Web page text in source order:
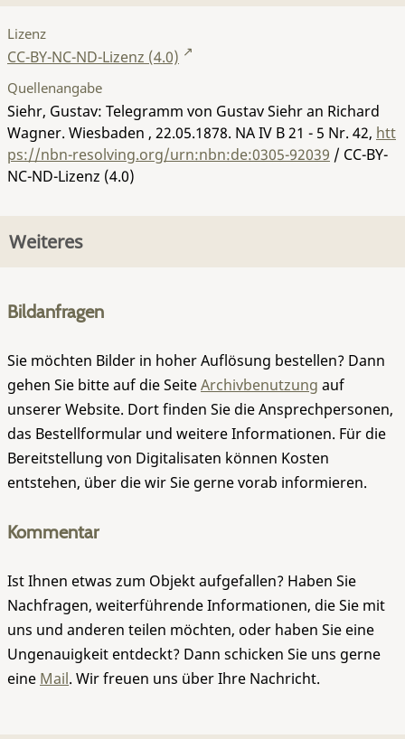
Lizenz
CC-BY-NC-ND-Lizenz (4.0)
Quellenangabe
Siehr, Gustav: Telegramm von Gustav Siehr an Richard
Wagner. Wiesbaden , 22.05.1878. NA IV B 21 - 5 Nr. 42, htt
ps://nbn-resolving.org/urn:nbn:de:0305-92039 / CC-BY-
NC-ND-Lizenz (4.0)
Weiteres
Bildanfragen
Sie möchten Bilder in hoher Auflösung bestellen? Dann
gehen Sie bitte auf die SeiteArchivbenutzung auf
unserer Website. Dort finden Sie die Ansprechpersonen,
das Bestellformular und weitere Informationen. Für die
Bereitstellung von Digitalisaten können Kosten
entstehen, über die wir Sie gerne vorab informieren.
Kommentar
Ist Ihnen etwas zum Objekt aufgefallen? Haben Sie
Nachfragen, weiterführende Informationen, die Sie mit
uns und anderen teilen möchten, oder haben Sie eine
Ungenauigkeit entdeckt? Dann schicken Sie uns gerne
eine Mail. Wir freuen uns über Ihre Nachricht.